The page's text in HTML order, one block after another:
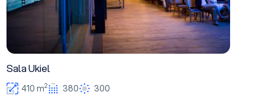
Sala Ukiel
410 m2 380 300